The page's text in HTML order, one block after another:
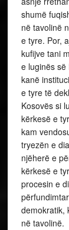
shumë
në tavolinë
e tyre. Por,
kufijve tani
e luginës
kanë
e tyre të
Kosovës si
kërkesë e
kam
tryezën e
njëherë e
kërkesë e
procesin e
demokratik,
në tavolinë.